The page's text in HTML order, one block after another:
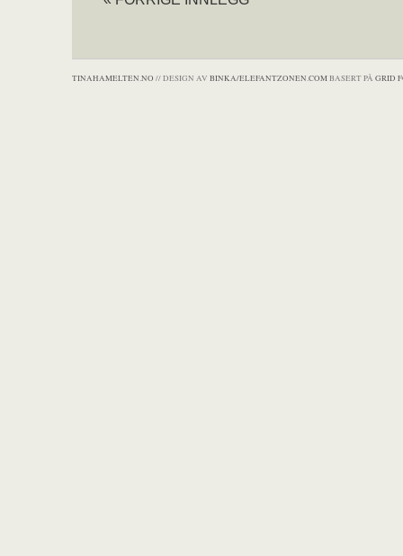
TINAHAMELTEN.NO // DESIGN AV BINKA/ELEFANTZONEN.COMBASERT PÅ GRID